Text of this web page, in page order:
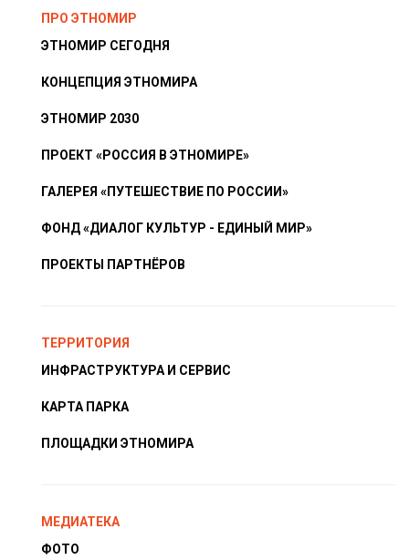
ПРО ЭТНОМИР
ЭТНОМИР СЕГОДНЯ
КОНЦЕПЦИЯ ЭТНОМИРА
ЭТНОМИР 2030
ПРОЕКТ «РОССИЯ В ЭТНОМИРЕ»
ГАЛЕРЕЯ «ПУТЕШЕСТВИЕ ПО РОССИИ»
ФОНД «ДИАЛОГ КУЛЬТУР - ЕДИНЫЙ МИР»
ПРОЕКТЫ ПАРТНЁРОВ
ТЕРРИТОРИЯ
ИНФРАСТРУКТУРА И СЕРВИС
КАРТА ПАРКА
ПЛОЩАДКИ ЭТНОМИРА
МЕДИАТЕКА
ФОТО